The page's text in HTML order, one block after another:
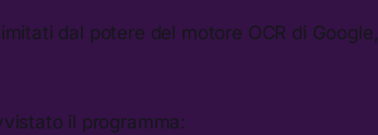
dal potere del motore OCR di Google,
il programma: